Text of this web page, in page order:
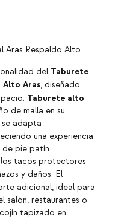
Aras Respaldo Alto
del Taburete
Alto Aras, diseñado
Taburete alto
de malla en su
adapta
una experiencia
de pie patín
tacos protectores
y daños. El
adicional, ideal para
salón, restaurantes o
tapizado en